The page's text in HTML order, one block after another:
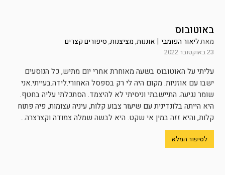
באוטובוס
מאתליאור הפומבי | אוננות,מציצנות,סיפורים קצרים
23 באוקטובר 2022
עליתי על האוטובוס בשעה מאוחרת אחרי יום מתיש, כל הנוסעים
ישבו עם אוזניות. מקום היה לי רק בספסל האחורי.לידה.בעייתי.אני
שומר נגיעה. התיישבתי וניסיתי לא להיצמד. הסתכלתי עליה בחטף.
היא הייתה בלונדינית עם שיעור צבוע קלות, עיניה עצומות, פיה פתוח
קלות, והיא זזה במין אי שקט. היא לבשה שמלה צמודה וקצרצרה...
לסיפור המלא